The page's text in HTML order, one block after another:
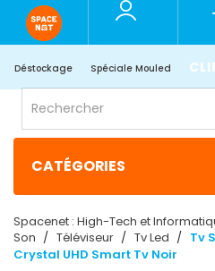
Déstockage Spéciale Mouled
CATÉGORIES
Spacenet : High-Tech et
Son
Téléviseur Tv Led
Tv
Crystal UHD Smart Tv Noir